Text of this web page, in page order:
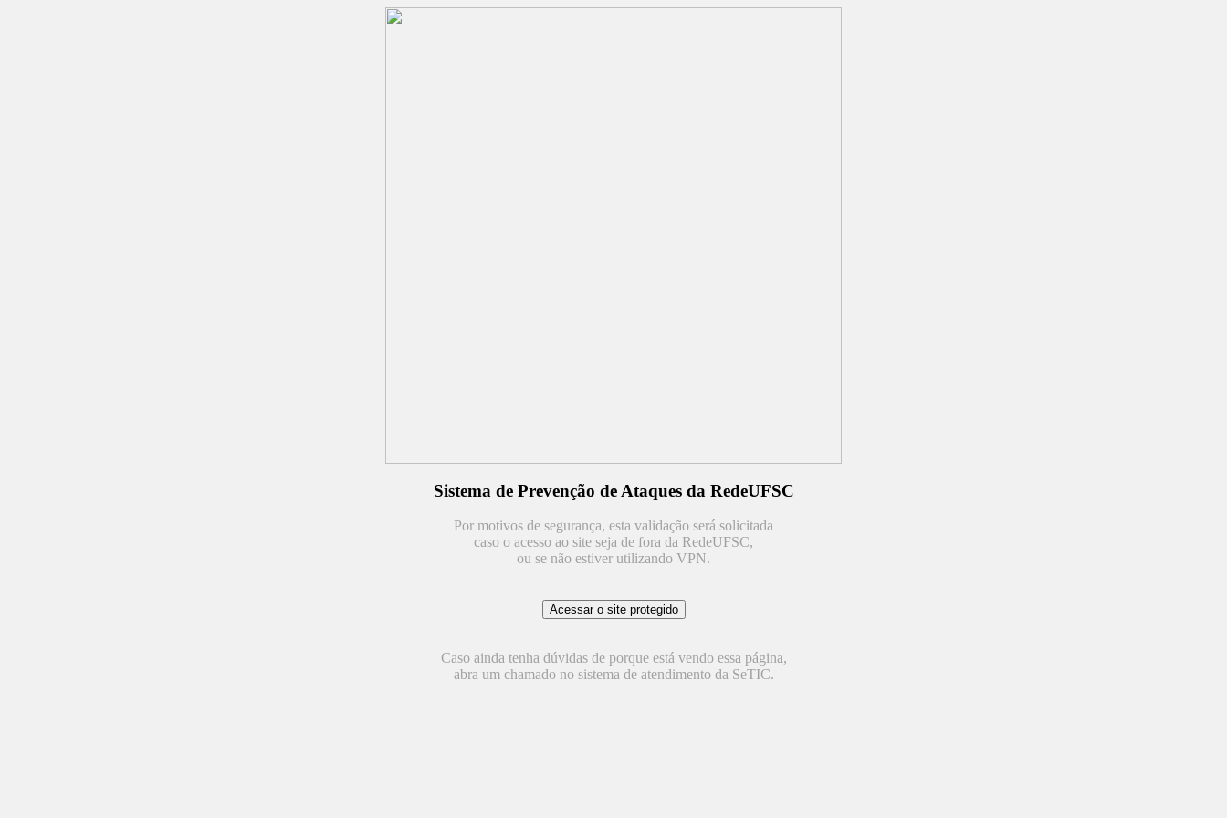
Sistema de Prevenção de Ataques da RedeUFSC
Por motivos de segurança, esta validação será solicitada
caso o acesso ao site seja de fora da RedeUFSC,
ou se não estiver utilizando VPN.
Caso ainda tenha dúvidas de porque está vendo essa página,
abra um chamado no sistema de atendimento da SeTIC.